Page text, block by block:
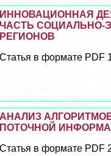
ИННОВАЦИОННАЯ
ЧАСТЬ СОЦИАЛЬНО-
РЕГИОНОВ
Статья в формате PDF
АНАЛИЗ
ПОТОЧНОЙ
Статья в формате PDF